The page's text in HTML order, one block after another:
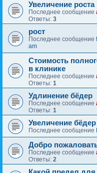
Увеличение роста
Последнее сообщение
Ответы: 3
рост
Последнее сообщение
am
Стоимость
в клинике
Последнее сообщение
Ответы: 1
Удлинение бёдер
Последнее сообщение
Ответы: 1
Увеличение бёдер
Последнее сообщение
Добро
Последнее сообщение
Ответы: 2